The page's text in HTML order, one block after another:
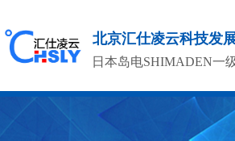
北京汇仕凌云科技发
日本岛电SHIMADEN一